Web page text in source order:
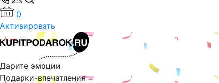
0
Активировать
Дарите эмоции
Подарки-впечатления